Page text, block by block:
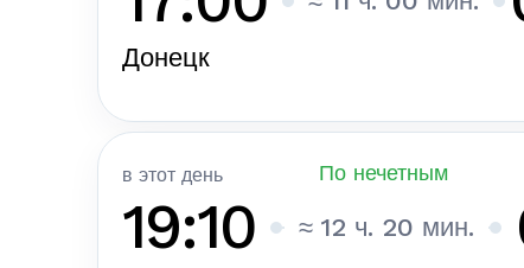
Донецк
в этот день По нечетным
19:10 ≈ 12 ч. 20 мин.